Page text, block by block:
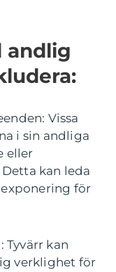
andlig
Vissa
i sin andliga
eller
kan leda
för
Tyvärr kan
verklighet för